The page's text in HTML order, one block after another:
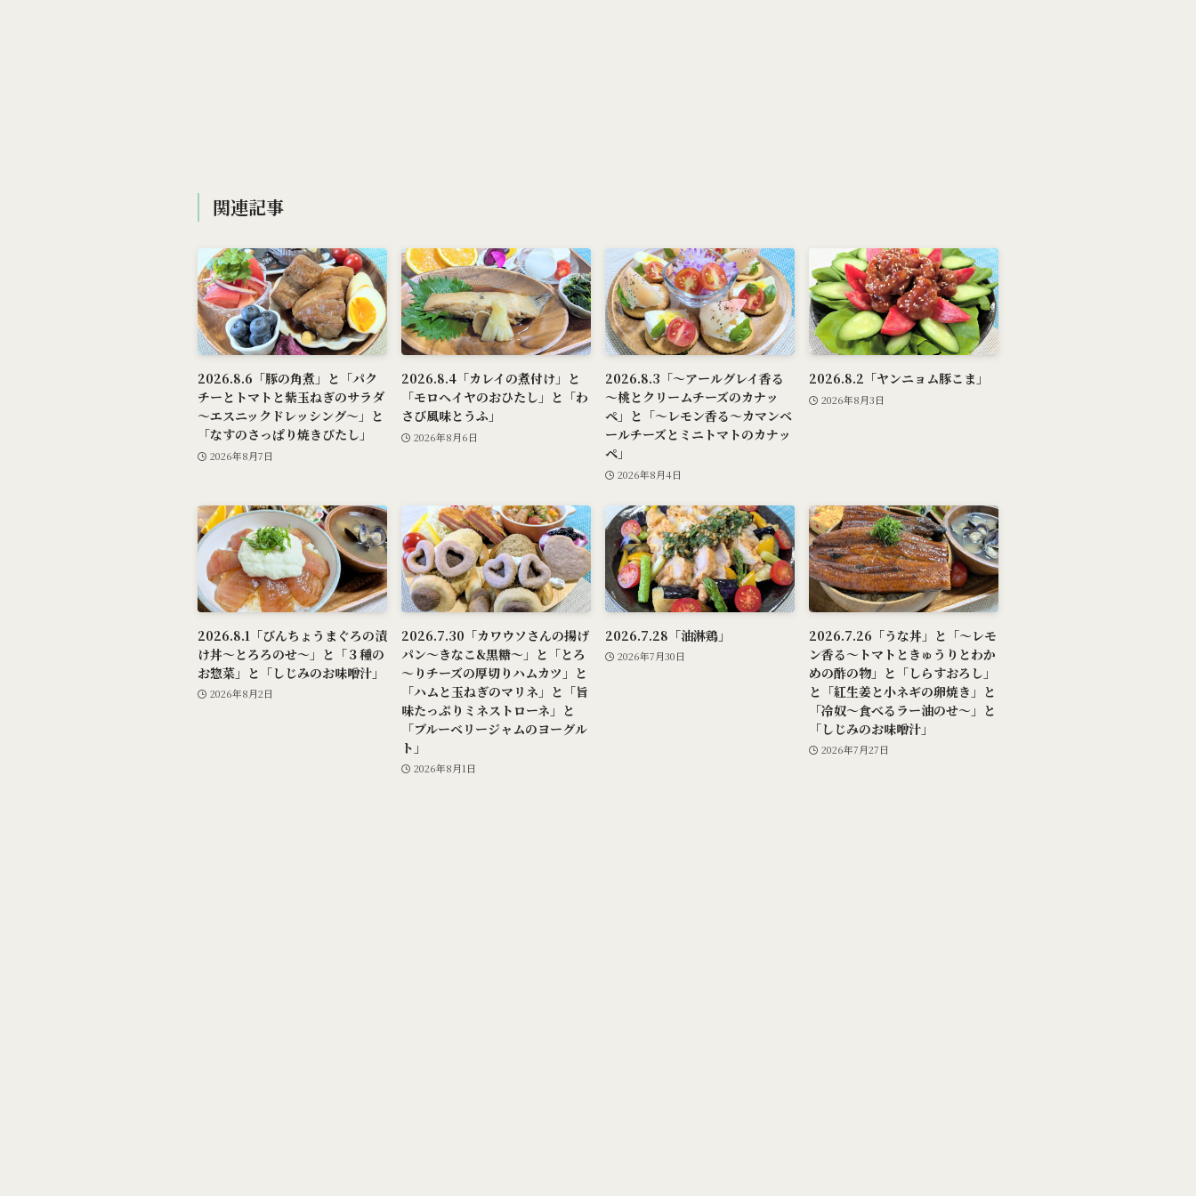
関連記事
2026.8.6「豚の角煮」と「パク
チーとトマトと紫玉ねぎのサラダ
～エスニックドレッシング～」と
「なすのさっぱり焼きびたし」
2026年8月7日
2026.8.4「カレイの煮付け」と
「モロヘイヤのおひたし」と「わ
さび風味とうふ」
2026年8月6日
2026.8.3「～アールグレイ香る
～桃とクリームチーズのカナッ
ペ」と「～レモン香る～カマンベ
ールチーズとミニトマトのカナッ
ペ」
2026年8月4日
2026.8.2「ヤンニョム豚こま」
2026年8月3日
2026.8.1「びんちょうまぐろの漬
け丼～とろろのせ～」と「３種の
お惣菜」と「しじみのお味噌汁」
2026年8月2日
2026.7.30「カワウソさんの揚げ
パン～きなこ&黒糖～」と「とろ
～りチーズの厚切りハムカツ」と
「ハムと玉ねぎのマリネ」と「旨
味たっぷりミネストローネ」と
「ブルーベリージャムのヨーグル
ト」
2026年8月1日
2026.7.28「油淋鶏」
2026年7月30日
2026.7.26「うな丼」と「～レモ
ン香る～トマトときゅうりとわか
めの酢の物」と「しらすおろし」
と「紅生姜と小ネギの卵焼き」と
「冷奴～食べるラー油のせ～」と
「しじみのお味噌汁」
2026年7月27日